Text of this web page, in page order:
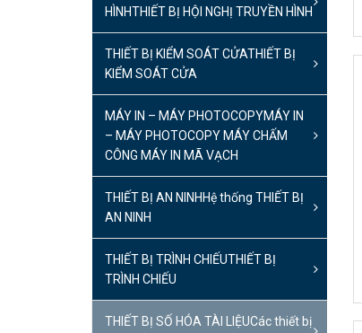
HÌNHTHIẾT BỊ HỘI NGHỊ TRUYỀN HÌNH
THIẾT BỊ KIỂM SOÁT CỬATHIẾT BỊ
KIỂM SOÁT CỬA
MÁY IN – MÁY PHOTOCOPYMÁY IN
– MÁY PHOTOCOPY MÁY CHẤM
CÔNG MÁY IN MÃ VẠCH
THIẾT BỊ AN NINH Hệ thống THIẾT BỊ
AN NINH
THIẾT BỊ TRÌNH CHIẾUTHIẾT BỊ
TRÌNH CHIẾU
THIẾT BỊ SỐ HÓA TÀI LIỆUCác thiết bị